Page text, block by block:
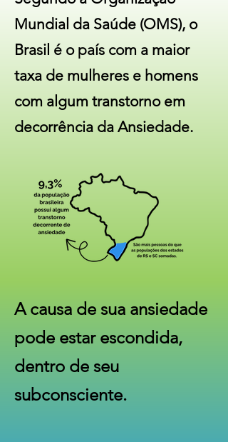
Mundial da Saúde (OMS), o
Brasil é o país com a maior
taxa de mulheres e homens
com algum transtorno em
decorrência da Ansiedade.
A causa de sua ansiedade
pode estar escondida,
dentro de seu
subconsciente.